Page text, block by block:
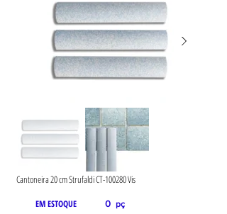
Cantoneira 20 cm Strufaldi CT-100280 Vis
EM ESTOQUE 0 pç